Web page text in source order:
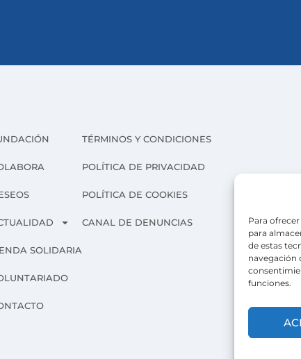
Para
para
de estas
navegación
funciones.
SOLIDARIA
TÉRMINOS Y CONDICIONES
POLÍTICA DE PRIVACIDAD
POLÍTICA DE COOKIES
CANAL DE DENUNCIAS